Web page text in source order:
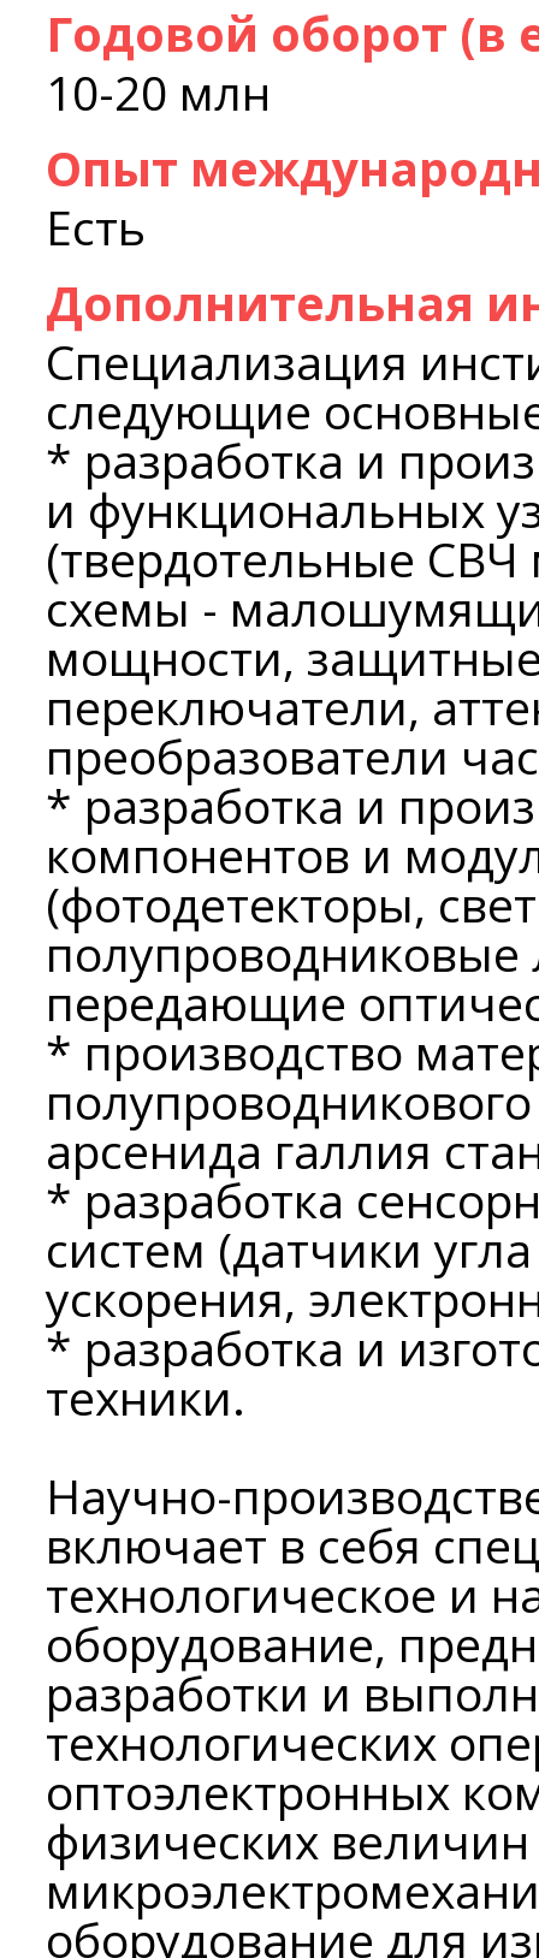
Годовой оборот (в
10-20 млн
Опыт
Есть
Дополнительная
Специализация
следующие
* разработка и
и функциональных
(твердотельные
схемы -
мощности, защитные
переключатели,
преобразователи
* разработка и
компонентов и
(фотодетекторы,
передающие
* производство
арсенида галлия
* разработка
систем (датчики
ускорения,
* разработка и
техники.
Научно-
включает в себя
технологическое и
оборудование,
разработки и
технологических
оптоэлектронных
физических
оборудование для